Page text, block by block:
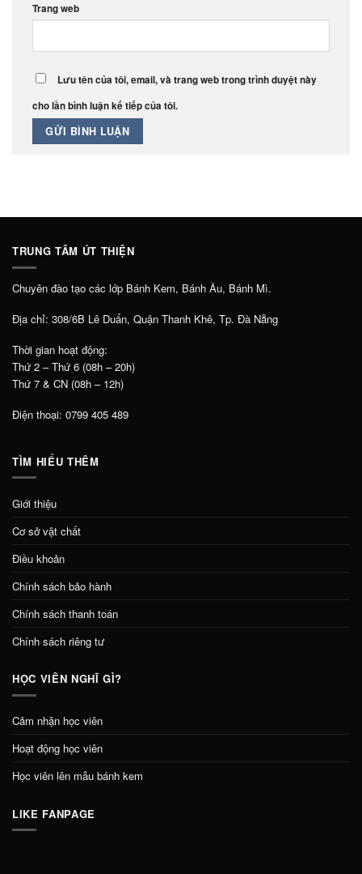
Trang web
Lưu tên của tôi, email, và trang web trong trình duyệt này
cho lần bình luận kế tiếp của tôi.
TRUNG TÂM ÚT THIỆN
Chuyên đào tạo các lớp Bánh Kem, Bánh Âu, Bánh Mì.
Địa chỉ: 308/6B Lê Duẩn, Quận Thanh Khê, Tp. Đà Nẵng
Thời gian hoạt động:
Thứ 2 – Thứ 6 (08h – 20h)
Thứ 7 & CN (08h – 12h)
Điện thoại: 0799 405 489
TÌM HIỂU THÊM
Giới thiệu
Cơ sở vật chất
Điều khoản
Chính sách bảo hành
Chính sách thanh toán
Chính sách riêng tư
HỌC VIÊN NGHĨ GÌ?
Cảm nhận học viên
Hoạt động học viên
Học viên lên mẫu bánh kem
LIKE FANPAGE